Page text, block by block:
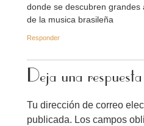
donde se descubren
de la musica brasileña
Responder
Deja una respuesta
Tu dirección de correo
publicada. Los campos